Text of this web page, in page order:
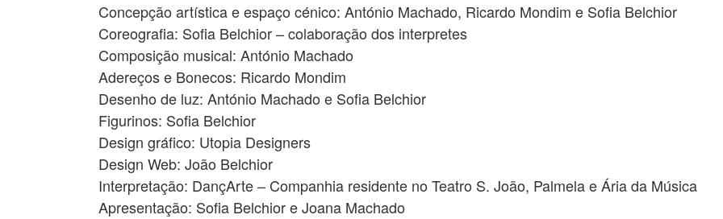
Concepção artística e espaço cénico: António Machado, Ricardo Mondim e Sofia Belchior
Coreografia: Sofia Belchior – colaboração dos interpretes
Composição musical: António Machado
Adereços e Bonecos: Ricardo Mondim
Desenho de luz: António Machado e Sofia Belchior
Figurinos: Sofia Belchior
Design gráfico: Utopia Designers
Design Web: João Belchior
Interpretação: DançArte – Companhia residente no Teatro S. João, Palmela e Ária da Música
Apresentação: Sofia Belchior e Joana Machado